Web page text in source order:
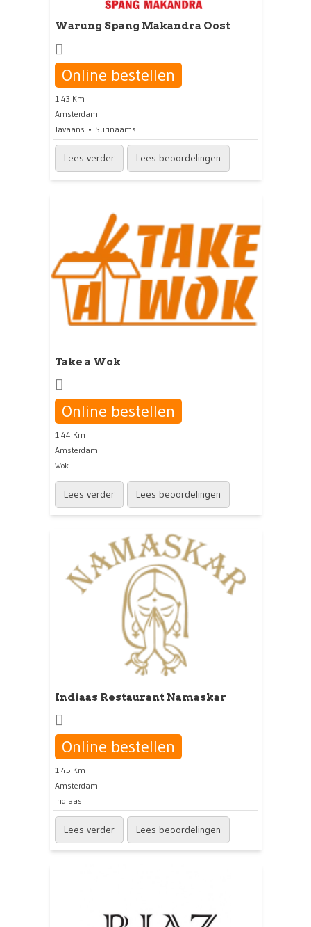
Warung Spang Makandra Oost
Online bestellen
1.43 Km
Amsterdam
Javaans
Surinaams
Lees verder Lees beoordelingen
Take a Wok
Online bestellen
1.44 Km
Amsterdam
Wok
Lees verder Lees beoordelingen
Indiaas Restaurant Namaskar
Online bestellen
1.45 Km
Amsterdam
Indiaas
Lees verder Lees beoordelingen